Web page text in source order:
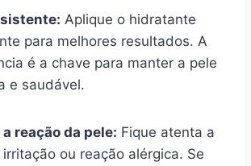
Aplique o hidratante
para melhores resultados. A
é a chave para manter a pele
e saudável.
reação da pele: Fique atenta a
ou reação alérgica. Se